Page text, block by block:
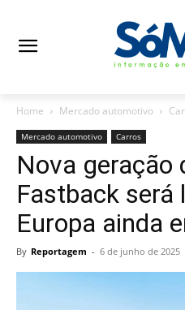
Home Mercado automotivo
Mercado automotivo Carros
Nova geração
Fastback será
Europa ainda
By Reportagem - 6 de junho de 2025